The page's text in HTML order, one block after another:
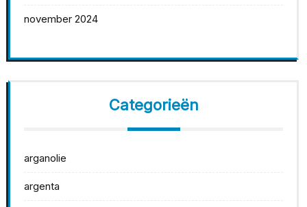
november 2024
Categorieën
arganolie
argenta